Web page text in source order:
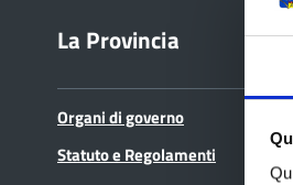
La Provincia
Organi di governo
Statuto e Regolamenti